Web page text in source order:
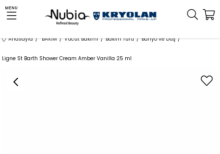
MENU
Anasayfa BAKIM Vücut Bakımı Bakım Türü Banyo ve Duş
Ligne St Barth Shower Cream Amber Vanilla 25 ml